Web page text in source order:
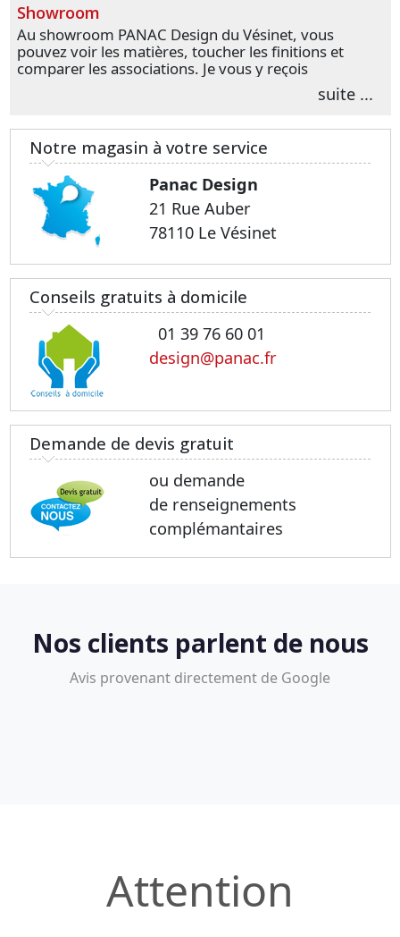
Showroom
Au showroom PANAC Design du Vésinet, vous
pouvez voir les matières, toucher les finitions et
comparer les associations. Je vous y reçois
personnellement pour parler de votre projet et
transformer vos premières idées en choix plussuite ...
Notre magasin à votre service
Panac Design
21 Rue Auber
78110 Le Vésinet
Conseils gratuits à domicile
01 39 76 60 01
design@panac.fr
Demande de devis gratuit
ou demande
de renseignements
complémantaires
Nos clients parlent de nous
Avis provenant directement de Google
Attention